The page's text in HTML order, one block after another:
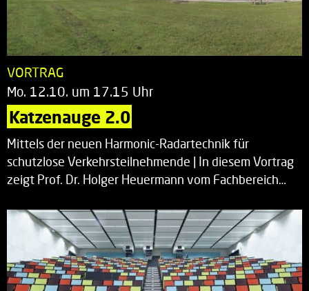
VORTRAG
Mo. 12.10. um 17.15 Uhr
Katzenauge 2.0
Mittels der neuen Harmonic-Radartechnik für
schutzlose Verkehrsteilnehmende | In diesem Vortrag
zeigt Prof. Dr. Holger Heuermann vom Fachbereich…